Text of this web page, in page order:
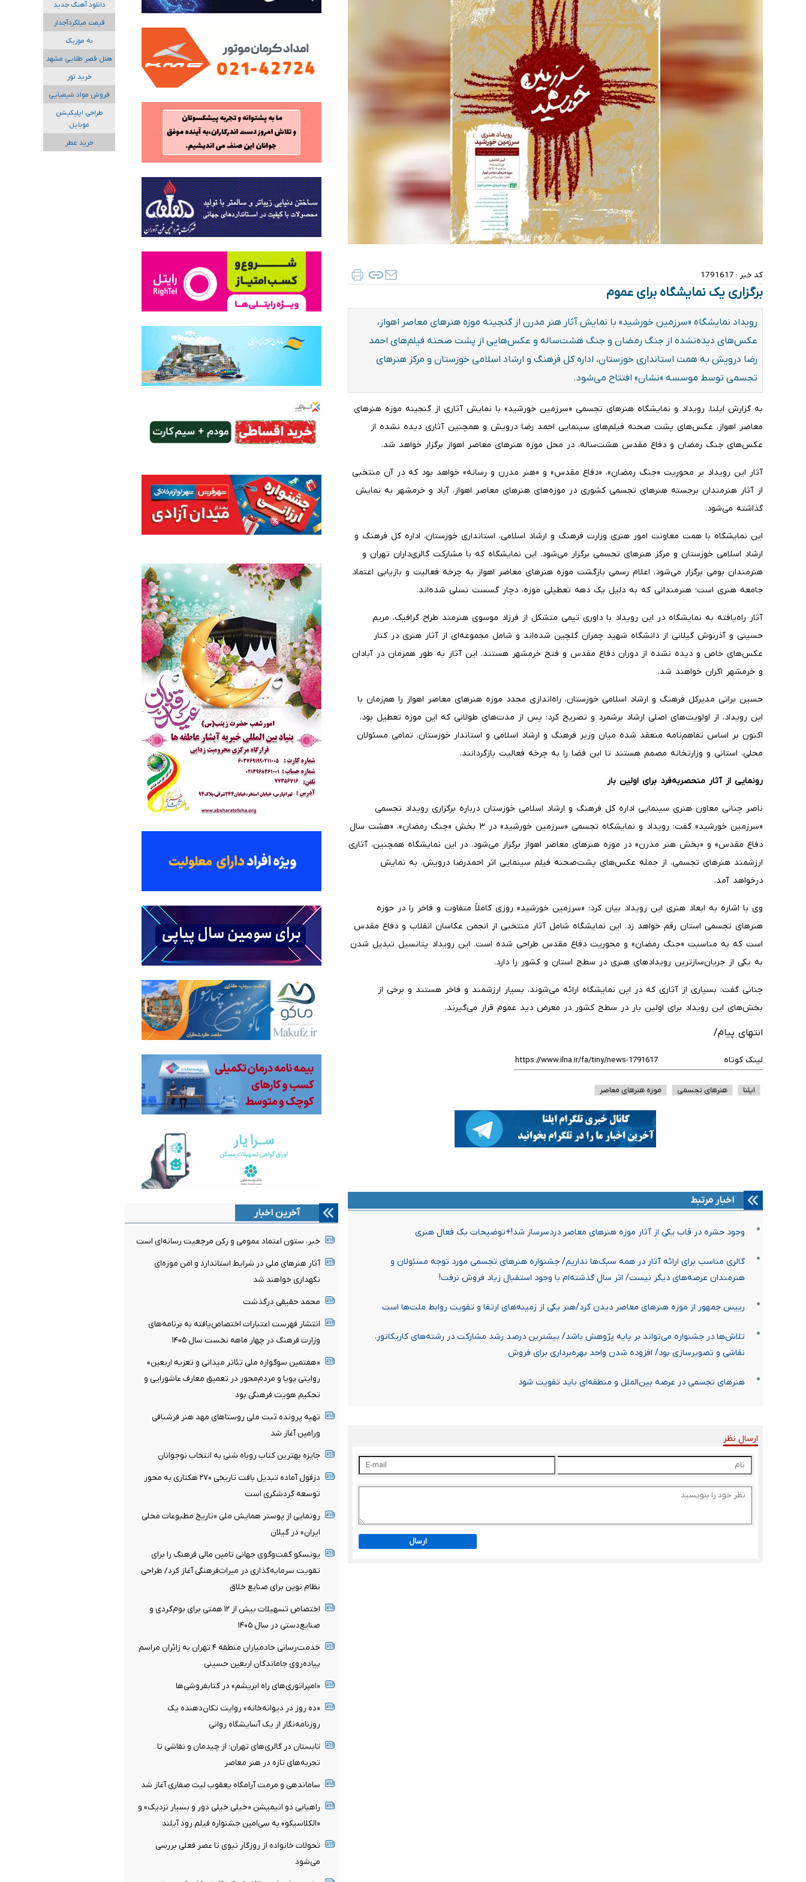
کد خبر : 1791617
برگزاری یک نمایشگاه برای عموم
رویداد نمایشگاه «سرزمین خورشید» با نمایش آثار هنر مدرن از گنجینه موزه هنرهای معاصر اهواز،
عکس‌های دیده‌نشده از جنگ رمضان و جنگ هشت‌ساله و عکس‌هایی از پشت صحنه فیلم‌های احمد
رضا درویش به همت استانداری خوزستان، اداره کل فرهنگ و ارشاد اسلامی خوزستان و مرکز هنرهای
تجسمی توسط موسسه «نشان» افتتاح می‌شود.
به گزارش ایلنا، رویداد و نمایشگاه هنرهای تجسمی «سرزمین خورشید» با نمایش آثاری از گنجینه موزه هنرهای
معاصر اهواز، عکس‌های پشت صحنه فیلم‌های سینمایی احمد رضا درویش و همچنین آثاری دیده نشده از
عکس‌های جنگ رمضان و دفاع مقدس هشت‌ساله، در محل موزه هنرهای معاصر اهواز برگزار خواهد شد.
آثار این رویداد بر محوریت «جنگ رمضان»، «دفاع مقدس» و «هنر مدرن و رسانه» خواهد بود که در آن منتخبی
از آثار هنرمندان برجسته هنرهای تجسمی کشوری در موزه‌های هنرهای معاصر اهواز، آباد و خرمشهر به نمایش
گذاشته می‌شود.
این نمایشگاه با همت معاونت امور هنری وزارت فرهنگ و ارشاد اسلامی، استانداری خوزستان، اداره کل فرهنگ و
ارشاد اسلامی خوزستان و مرکز هنرهای تجسمی برگزار می‌شود. این نمایشگاه که با مشارکت گالری‌داران تهران و
هنرمندان بومی برگزار می‌شود، اعلام رسمی بازگشت موزه هنرهای معاصر اهواز به چرخه فعالیت و بازیابی اعتماد
جامعه هنری است؛ هنرمندانی که به دلیل یک دهه تعطیلی موزه، دچار گسست نسلی شده‌اند.
آثار راه‌یافته به نمایشگاه در این رویداد با داوری تیمی متشکل از فرزاد موسوی هنرمند طراح گرافیک، مریم
حسینی و آذرنوش گیلانی از دانشگاه شهید چمران گلچین شده‌اند و شامل مجموعه‌ای از آثار هنری در کنار
عکس‌های خاص و دیده نشده از دوران دفاع مقدس و فتح خرمشهر هستند. این آثار به طور همزمان در آبادان
و خرمشهر اکران خواهند شد.
حسین براتی مدیرکل فرهنگ و ارشاد اسلامی خوزستان، راه‌اندازی مجدد موزه هنرهای معاصر اهواز را هم‌زمان با
این رویداد، از اولویت‌های اصلی ارشاد برشمرد و تصریح کرد: پس از مدت‌های طولانی که این موزه تعطیل بود،
اکنون بر اساس تفاهم‌نامه منعقد شده میان وزیر فرهنگ و ارشاد اسلامی و استاندار خوزستان، تمامی مسئولان
محلی، استانی و وزارتخانه مصمم هستند تا این فضا را به چرخه فعالیت بازگردانند.
رونمایی از آثار منحصربه‌فرد برای اولین بار
ناصر چنانی معاون هنری سینمایی اداره کل فرهنگ و ارشاد اسلامی خوزستان درباره برگزاری رویداد تجسمی
«سرزمین خورشید» گفت: رویداد و نمایشگاه تجسمی «سرزمین خورشید» در ۳ بخش «جنگ رمضان»، «هشت سال
دفاع مقدس» و «بخش هنر مدرن» در موزه هنرهای معاصر اهواز برگزار می‌شود. در این نمایشگاه همچنین، آثاری
ارزشمند هنرهای تجسمی، از جمله عکس‌های پشت‌صحنه فیلم سینمایی اثر احمدرضا درویش، به نمایش
درخواهد آمد.
وی با اشاره به ابعاد هنری این رویداد بیان کرد: «سرزمین خورشید» روزی کاملاً متفاوت و فاخر را در حوزه
هنرهای تجسمی استان رقم خواهد زد. این نمایشگاه شامل آثار منتخبی از انجمن عکاسان انقلاب و دفاع مقدس
است که به مناسبت «جنگ رمضان» و محوریت دفاع مقدس طراحی شده است. این رویداد پتانسیل تبدیل شدن
به یکی از جریان‌سازترین رویدادهای هنری در سطح استان و کشور را دارد.
چنانی گفت: بسیاری از آثاری که در این نمایشگاه ارائه می‌شوند، بسیار ارزشمند و فاخر هستند و برخی از
بخش‌های این رویداد برای اولین بار در سطح کشور در معرض دید عموم قرار می‌گیرند.
انتهای پیام/
لینک کوتاه
ایلنا هنرهای تجسمی موزه هنرهای معاصر
اخبار مرتبط
وجود حشره‌ در قاب‌ یکی از آثار موزه هنرهای معاصر دردسرساز شد!+توضیحات یک فعال هنری
گالری‌ مناسب برای ارائه آثار در همه سبک‌ها نداریم/ جشنواره هنرهای تجسمی مورد توجه مسئولان و
هنرمندان عرصه‌های دیگر نیست/ اثر سال گذشته‌ام با وجود استقبال‌ زیاد فروش نرفت!
رییس جمهور از موزه هنرهای معاصر دیدن کرد/هنر یکی از زمینه‌های ارتقا و تقویت روابط ملت‌ها است
تلاش‌ها در جشنواره می‌تواند بر پایه پژوهش باشد/ بیشترین درصد رشد مشارکت در رشته‌های کاریکاتور،
نقاشی و تصویرسازی بود/ افزوده شدن واحد بهره‌برداری برای فروش
هنرهای تجسمی در عرصه بین‌الملل و منطقه‌ای باید تقویت شود
ارسال نظر
ارسال
آخرین اخبار
خبر، ستون اعتماد عمومی و رکن مرجعیت رسانه‌ای است
آثار هنرهای ملی در شرایط استاندارد و امن موزه‌ای
نگهداری خواهند شد
محمد حقیقی درگذشت
انتشار فهرست اعتبارات اختصاص‌یافته به برنامه‌های
وزارت فرهنگ در چهار ماهه نخست سال ۱۴۰۵
«هفتمین سوگواره ملی تئاتر میدانی و تعزیه اربعین»
روایتی پویا و مردم‌محور در تعمیق معارف عاشورایی و
تحکیم هویت فرهنگی بود
تهیه پرونده ثبت ملی روستاهای مهد هنر فرشبافی
ورامین آغاز شد
جایزه بهترین کتاب روباه شنی به انتخاب نوجوانان
دزفول آماده تبدیل بافت تاریخی ۲۷۰ هکتاری به محور
توسعه گردشگری است
رونمایی از پوستر همایش ملی «تاریخ مطبوعات محلی
ایران» در گیلان
یونسکو گفت‌وگوی جهانی تامین مالی فرهنگ را برای
تقویت سرمایه‌گذاری در میراث‌فرهنگی آغاز کرد/ طراحی
نظام نوین برای صنایع خلاق
اختصاص تسهیلات بیش از ۱۲ همتی برای بوم‌گردی و
صنایع‌دستی در سال ۱۴۰۵
خدمت‌رسانی خادمیاران منطقه ۴ تهران به زائران مراسم
پیاده‌روی جاماندگان اربعین حسینی
«امپراتوری‌های راه ابریشم» در کتابفروشی‌ها
«ده روز در دیوانه‌خانه» روایت تکان‌دهنده یک
روزنامه‌نگار از یک آسایشگاه روانی
تابستان در گالری‌های تهران؛ از چیدمان و نقاشی تا
تجربه‌های تازه در هنر معاصر
ساماندهی و مرمت آرامگاه یعقوب لیث صفاری آغاز شد
راهیابی دو انیمیشن «خیلی خیلی دور و بسیار نزدیک» و
«الکلاسیکو» به سی‌امین جشنواره فیلم رود آیلند
تحولات خانواده از روزگار نبوی تا عصر فعلی بررسی
می‌شود
دانلود آهنگ جدید
قیمت میلگردآجدار
به موزیک
هتل قصر طلایی مشهد
خرید تور
فروش مواد شیمیایی
طراحی اپلیکیشن
موبایل
خرید عطر